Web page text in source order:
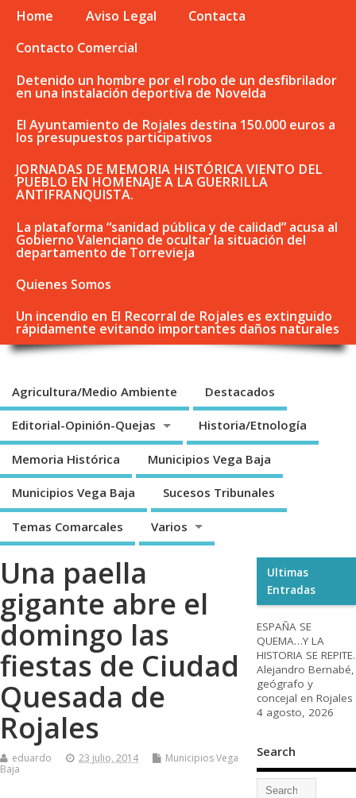
Home Aviso Legal
Contacta
Contacto Comercial
Detenido un hombre por el robo de un desfibrilador
en una instalación deportiva de Novelda
El Ayuntamiento de Rojales destina 150.000 euros a
los presupuestos participativos
JORNADAS DE MEMORIA HISTÓRICA VIENTO DEL
PUEBLO EN HOMENAJE A LA GUERRILLA
ANTIFRANQUISTA.
La plataforma “sanidad pública y de calidad” acusa al
Gobierno Valenciano de ocultar la situación del
departamento de Torrevieja
Quienes Somos
Un incendio en El Recorral de Rojales es extinguido
rápidamente evitando importantes daños naturales
Agricultura/Medio Ambiente Destacados
Editorial-Opinión-Quejas Historia/Etnología
Memoria Histórica Municipios Vega Baja
Municipios Vega Baja Sucesos Tribunales
Temas Comarcales Varios
Una paella
gigante abre el
domingo las
fiestas de Ciudad
Quesada de
Rojales
eduardo 23 julio, 2014
Municipios Vega
Baja
Ultimas
Entradas
ESPAÑA SE
QUEMA…Y LA
HISTORIA SE REPITE.
Alejandro Bernabé,
geógrafo y
concejal en Rojales
4 agosto, 2026
Search